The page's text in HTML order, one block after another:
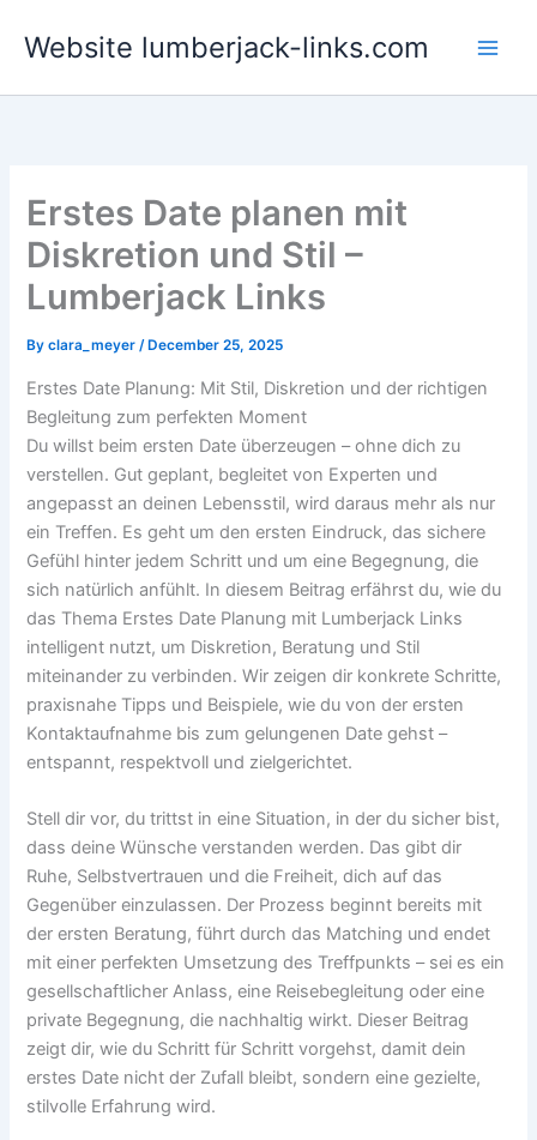
Website lumberjack-links.com
Erstes Date planen mit
Diskretion und Stil –
Lumberjack Links
Byclara_meyer/ December 25, 2025
Erstes Date Planung: Mit Stil, Diskretion und der richtigen
Begleitung zum perfekten Moment
Du willst beim ersten Date überzeugen – ohne dich zu
verstellen. Gut geplant, begleitet von Experten und
angepasst an deinen Lebensstil, wird daraus mehr als nur
ein Treffen. Es geht um den ersten Eindruck, das sichere
Gefühl hinter jedem Schritt und um eine Begegnung, die
sich natürlich anfühlt. In diesem Beitrag erfährst du, wie du
das Thema Erstes Date Planung mit Lumberjack Links
intelligent nutzt, um Diskretion, Beratung und Stil
miteinander zu verbinden. Wir zeigen dir konkrete Schritte,
praxisnahe Tipps und Beispiele, wie du von der ersten
Kontaktaufnahme bis zum gelungenen Date gehst –
entspannt, respektvoll und zielgerichtet.
Stell dir vor, du trittst in eine Situation, in der du sicher bist,
dass deine Wünsche verstanden werden. Das gibt dir
Ruhe, Selbstvertrauen und die Freiheit, dich auf das
Gegenüber einzulassen. Der Prozess beginnt bereits mit
der ersten Beratung, führt durch das Matching und endet
mit einer perfekten Umsetzung des Treffpunkts – sei es ein
gesellschaftlicher Anlass, eine Reisebegleitung oder eine
private Begegnung, die nachhaltig wirkt. Dieser Beitrag
zeigt dir, wie du Schritt für Schritt vorgehst, damit dein
erstes Date nicht der Zufall bleibt, sondern eine gezielte,
stilvolle Erfahrung wird.